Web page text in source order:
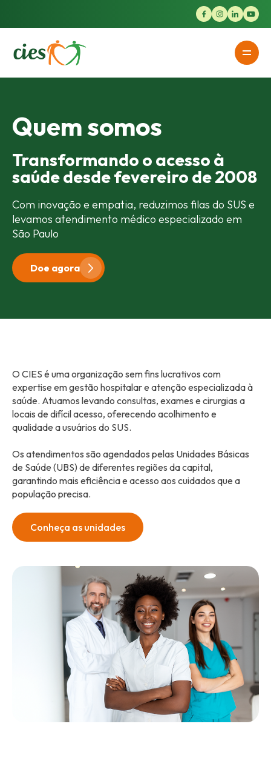
Quem somos
Transformando o acesso à
saúde desde fevereiro de 2008
Com inovação e empatia, reduzimos filas do SUS e
levamos atendimento médico especializado em
São Paulo
Doe agora
O CIES é uma organização sem fins lucrativos com
expertise em gestão hospitalar e atenção especializada à
saúde. Atuamos levando consultas, exames e cirurgias a
locais de difícil acesso, oferecendo acolhimento e
qualidade a usuários do SUS.
Os atendimentos são agendados pelas Unidades Básicas
de Saúde (UBS) de diferentes regiões da capital,
garantindo mais eficiência e acesso aos cuidados que a
população precisa.
Conheça as unidades